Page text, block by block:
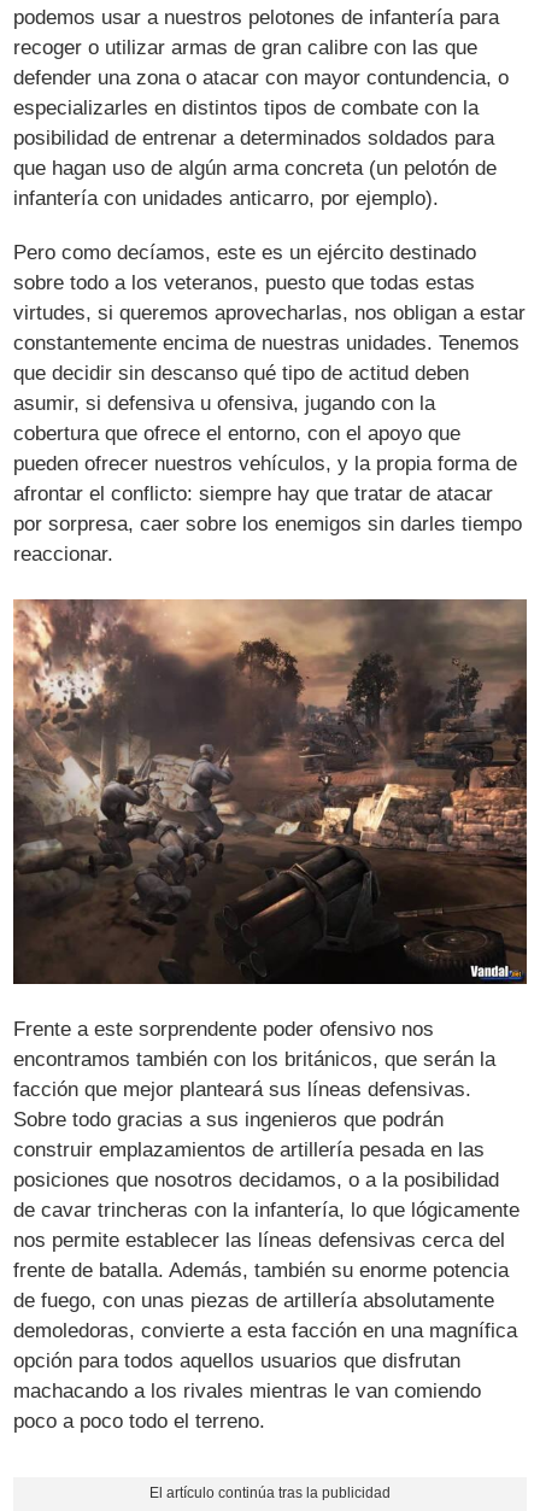
podemos usar a nuestros pelotones de infantería para
recoger o utilizar armas de gran calibre con las que
defender una zona o atacar con mayor contundencia, o
especializarles en distintos tipos de combate con la
posibilidad de entrenar a determinados soldados para
que hagan uso de algún arma concreta (un pelotón de
infantería con unidades anticarro, por ejemplo).
Pero como decíamos, este es un ejército destinado
sobre todo a los veteranos, puesto que todas estas
virtudes, si queremos aprovecharlas, nos obligan a estar
constantemente encima de nuestras unidades. Tenemos
que decidir sin descanso qué tipo de actitud deben
asumir, si defensiva u ofensiva, jugando con la
cobertura que ofrece el entorno, con el apoyo que
pueden ofrecer nuestros vehículos, y la propia forma de
afrontar el conflicto: siempre hay que tratar de atacar
por sorpresa, caer sobre los enemigos sin darles tiempo
reaccionar.
Frente a este sorprendente poder ofensivo nos
encontramos también con los británicos, que serán la
facción que mejor planteará sus líneas defensivas.
Sobre todo gracias a sus ingenieros que podrán
construir emplazamientos de artillería pesada en las
posiciones que nosotros decidamos, o a la posibilidad
de cavar trincheras con la infantería, lo que lógicamente
nos permite establecer las líneas defensivas cerca del
frente de batalla. Además, también su enorme potencia
de fuego, con unas piezas de artillería absolutamente
demoledoras, convierte a esta facción en una magnífica
opción para todos aquellos usuarios que disfrutan
machacando a los rivales mientras le van comiendo
poco a poco todo el terreno.